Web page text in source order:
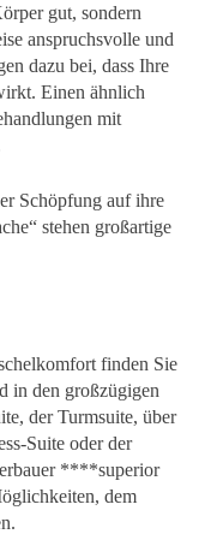
gut, sondern
anspruchsvolle und
dazu bei, dass Ihre
Einen ähnlich
mit
Schöpfung auf ihre
stehen großartige
finden Sie
in den großzügigen
der Turmsuite, über
Suite oder der
****superior
dem